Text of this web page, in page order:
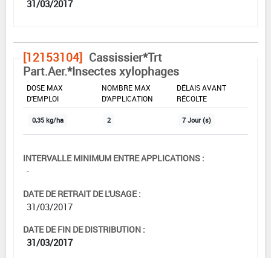
31/03/2017
[12153104] Cassissier*Trt
Part.Aer.*Insectes xylophages
DOSE MAX
D'EMPLOI
NOMBRE MAX
D'APPLICATION
DÉLAIS AVANT
RÉCOLTE
0,35 kg/ha 2 7 Jour (s)
INTERVALLE MINIMUM ENTRE APPLICATIONS :
-
DATE DE RETRAIT DE L'USAGE :
31/03/2017
DATE DE FIN DE DISTRIBUTION :
31/03/2017